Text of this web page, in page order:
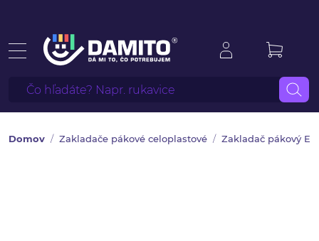
Domov Zakladače pákové celoplastové Zakladač pákový